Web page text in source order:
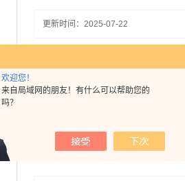
欢迎您！
来自局域网的朋友！有什么可以帮助您的
吗？
更新时间：2025-07-22
GB/T 42944-2023振动式筛浆机
GB/T 42944-2023振动式筛浆机是用
工艺过程。该机特点：体积小，振
选择不同的频率，以达到优良效果，